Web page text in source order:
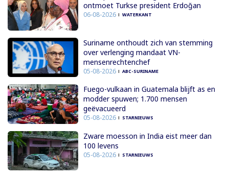
ontmoet Turkse president Erdoğan
06-08-2026 WATERKANT
Suriname onthoudt zich van stemming
over verlenging mandaat VN-
mensenrechtenchef
05-08-2026 ABC-SURINAME
Fuego-vulkaan in Guatemala blijft as en
modder spuwen; 1.700 mensen
geëvacueerd
05-08-2026 STARNIEUWS
Zware moesson in India eist meer dan
100 levens
05-08-2026 STARNIEUWS